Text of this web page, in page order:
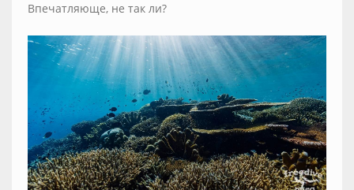
Впечатляюще, не так ли?